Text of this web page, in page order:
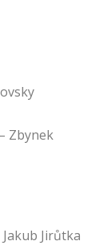
Zbynek
Jirůtka